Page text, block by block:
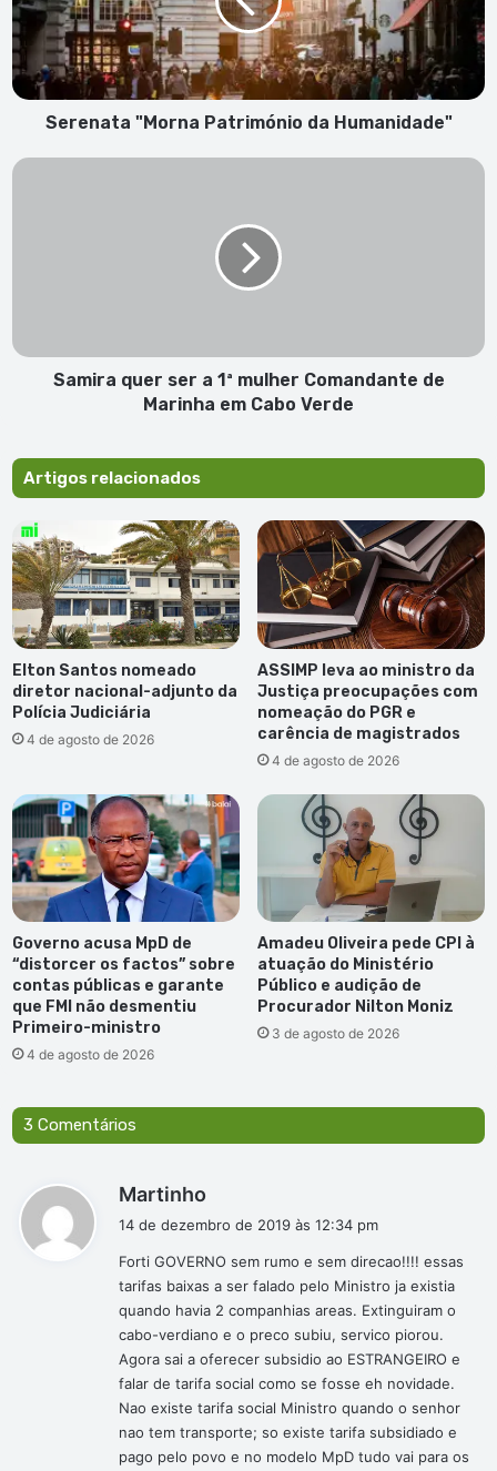
Serenata "Morna Património da Humanidade"
Samira
Marinha
Samira quer ser a 1ª mulher Comandante de
Marinha em Cabo Verde
Artigos relacionados
Elton Santos nomeado
diretor nacional-adjunto da
Polícia Judiciária
4 de agosto de 2026
ASSIMP leva ao ministro da
Justiça preocupações com
nomeação do PGR e
carência de magistrados
4 de agosto de 2026
Governo acusa MpD de
“distorcer os factos” sobre
contas públicas e garante
que FMI não desmentiu
Primeiro-ministro
4 de agosto de 2026
Amadeu Oliveira pede CPI à
atuação do Ministério
Público e audição de
Procurador Nilton Moniz
3 de agosto de 2026
3 Comentários
Martinho
i
s
e
:
14 de dezembro de 2019 às 12:34 pm
Forti GOVERNO sem rumo e sem direcao!!!! essas
tarifas baixas a ser falado pelo Ministro ja existia
quando havia 2 companhias areas. Extinguiram o
cabo-verdiano e o preco subiu, servico piorou.
Agora sai a oferecer subsidio ao ESTRANGEIRO e
falar de tarifa social como se fosse eh novidade.
Nao existe tarifa social Ministro quando o senhor
nao tem transporte; so existe tarifa subsidiado e
pago pelo povo e no modelo MpD tudo vai para os